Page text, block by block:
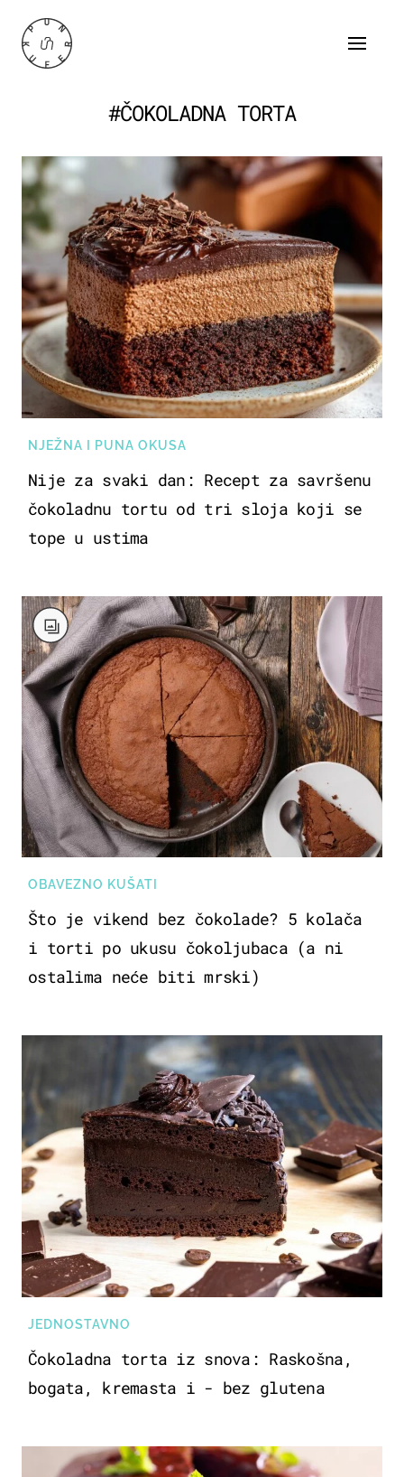
#ČOKOLADNA TORTA
NJEŽNA I PUNA OKUSA
Nije za svaki dan: Recept za savršenu
čokoladnu tortu od tri sloja koji se
tope u ustima
OBAVEZNO KUŠATI
Što je vikend bez čokolade? 5 kolača
i torti po ukusu čokoljubaca (a ni
ostalima neće biti mrski)
JEDNOSTAVNO
Čokoladna torta iz snova: Raskošna,
bogata, kremasta i - bez glutena